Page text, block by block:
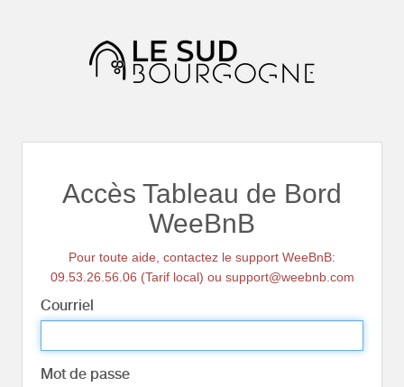
Accès Tableau de Bord
WeeBnB
Pour toute aide, contactez le support WeeBnB:
09.53.26.56.06 (Tarif local) ou support@weebnb.com
Courriel
Mot de passe